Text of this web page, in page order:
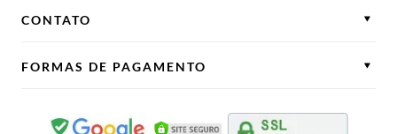
CONTATO
FORMAS DE PAGAMENTO